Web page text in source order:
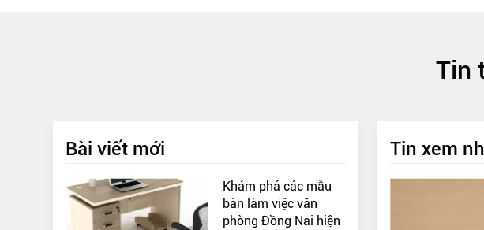
Tin
Bài viết mới
Khám phá các mẫu
bàn làm việc văn
phòng Đồng Nai hiện
Tin xem